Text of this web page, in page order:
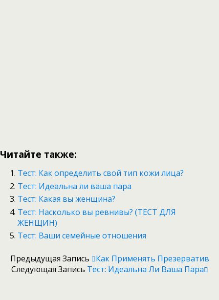
Читайте также:
Тест: Как определить свой тип кожи лица?
Тест: Идеальна ли ваша пара
Тест: Какая вы женщина?
Тест: Насколько вы ревнивы? (ТЕСТ ДЛЯ
ЖЕНЩИН)
Тест: Ваши семейные отношения
Предыдущая Запись
Как Применять Презерватив
Следующая Запись Тест: Идеальна Ли Ваша Пара